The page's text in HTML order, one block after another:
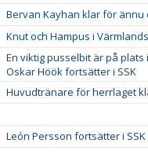
Bervan Kayhan klar för ännu
Knut och Hampus i
En viktig pusselbit är på plats
Oskar Höök fortsätter i SSK
Huvudtränare för herrlaget
León Persson fortsätter i